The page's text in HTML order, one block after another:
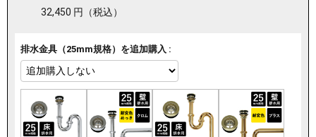
32,450 円 （税込）
排水金具（25mm規格）を追加購入 :